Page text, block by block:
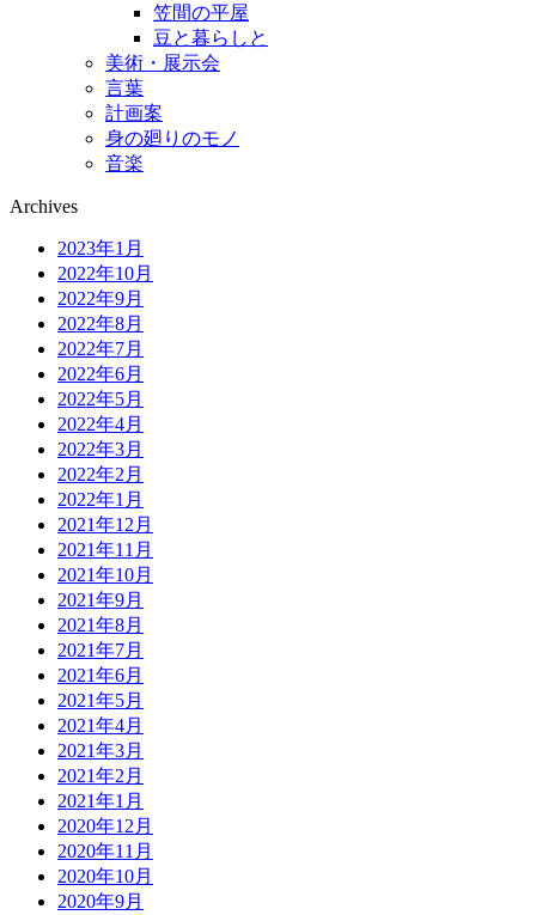
笠間の平屋
豆と暮らしと
美術・展示会
言葉
計画案
身の廻りのモノ
音楽
Archives
2023年1月
2022年10月
2022年9月
2022年8月
2022年7月
2022年6月
2022年5月
2022年4月
2022年3月
2022年2月
2022年1月
2021年12月
2021年11月
2021年10月
2021年9月
2021年8月
2021年7月
2021年6月
2021年5月
2021年4月
2021年3月
2021年2月
2021年1月
2020年12月
2020年11月
2020年10月
2020年9月